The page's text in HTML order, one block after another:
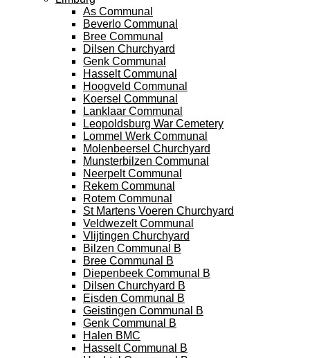
As Communal
Beverlo Communal
Bree Communal
Dilsen Churchyard
Genk Communal
Hasselt Communal
Hoogveld Communal
Koersel Communal
Lanklaar Communal
Leopoldsburg War Cemetery
Lommel Werk Communal
Molenbeersel Churchyard
Munsterbilzen Communal
Neerpelt Communal
Rekem Communal
Rotem Communal
St Martens Voeren Churchyard
Veldwezelt Communal
Vlijtingen Churchyard
Bilzen Communal B
Bree Communal B
Diepenbeek Communal B
Dilsen Churchyard B
Eisden Communal B
Geistingen Communal B
Genk Communal B
Halen BMC
Hasselt Communal B